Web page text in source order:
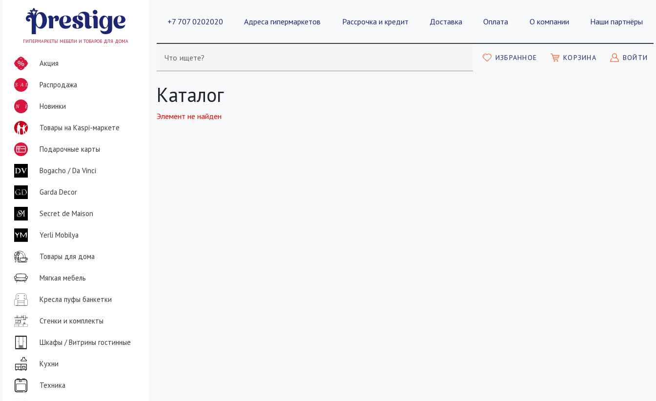
+7 707 0202020 Адреса гипермаркетов Рассрочка и кредит Доставка Оплата О компании Наши партнёры
Что ищете? ИЗБРАННОЕ КОРЗИНА ВОЙТИ
ГИПЕРМАРКЕТЫ МЕБЕЛИ И ТОВАРОВ ДЛЯ ДОМА
Акция
SALE Распродажа
NEWНовинки
Товары на Kaspi-маркете
Подарочные карты
Bogacho / Da Vinci
Garda Decor
Secret de Maison
Yerli Mobilya
Товары для дома
Мягкая мебель
Кресла пуфы банкетки
Стенки и комплекты
Шкафы / Витрины гостинные
Кухни
Техника
Каталог
Элемент не найден